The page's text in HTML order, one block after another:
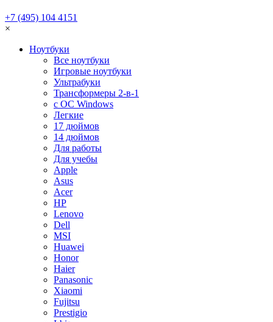
+7 (495) 104 4151
×
Ноутбуки
Все ноутбуки
Игровые ноутбуки
Ультрабуки
Трансформеры 2-в-1
с ОС Windows
Легкие
17 дюймов
14 дюймов
Для работы
Для учебы
Apple
Asus
Acer
HP
Lenovo
Dell
MSI
Huawei
Honor
Haier
Panasonic
Xiaomi
Fujitsu
Prestigio